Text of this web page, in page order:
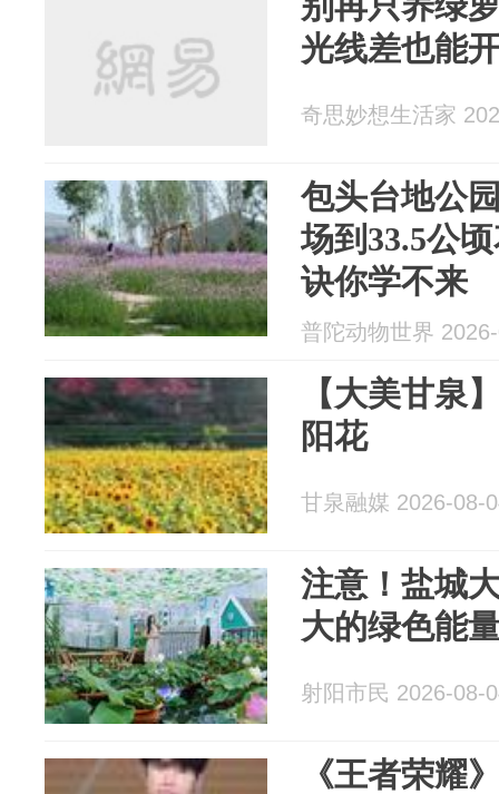
光线差也能
奇思妙想生活家
包头台地公
场到33.5公
诀你学不来
普陀动物世界
【大美甘泉
阳花
甘泉融媒 2026-08-
注意！盐城
大的绿色能
射阳市民 2026-08-
《王者荣耀